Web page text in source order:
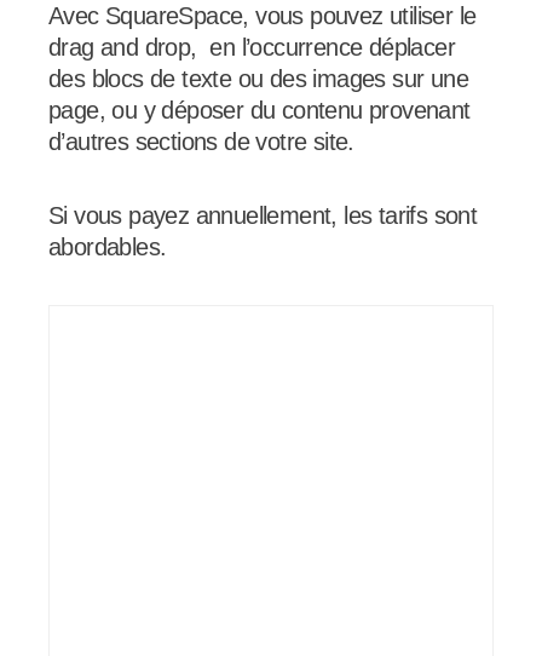
Avec SquareSpace, vous pouvez utiliser le
drag and drop, en l’occurrence déplacer
des blocs de texte ou des images sur une
page, ou y déposer du contenu provenant
d’autres sections de votre site.
Si vous payez annuellement, les tarifs sont
abordables.